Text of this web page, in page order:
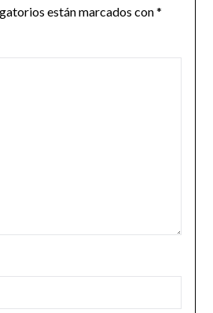
están marcados con*